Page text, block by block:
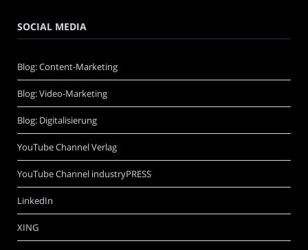
SOCIAL MEDIA
Blog: Content-Marketing
Blog: Video-Marketing
Blog: Digitalisierung
YouTube Channel Verlag
YouTube Channel industryPRESS
LinkedIn
XING